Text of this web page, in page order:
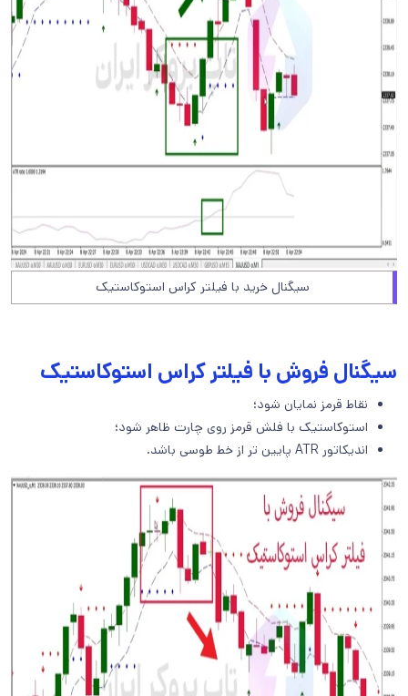
سیگنال خرید با فیلتر کراس استوکاستیک
سیگنال فروش با فیلتر کراس استوکاستیک
نقاط قرمز نمایان شود؛
استوکاستیک با فلش قرمز روی چارت ظاهر شود؛
اندیکاتور ATR پایین تر از خط طوسی باشد.